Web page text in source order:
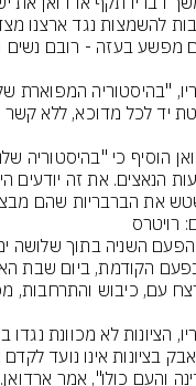
את הברבריות שהם
רויטרס
והעם כולו", אמר ארדואן.